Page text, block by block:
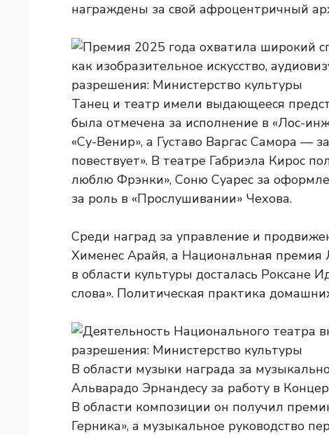
награждены за свой афроцентричный
Танец и театр имели выдающееся
была отмечена за исполнение в «Лос-
«Су-Венир», а Густаво Варгас Самора —
повествует». В театре Габриэла Кирос
люблю Фрэнки», Соню Суарес за
за роль в «Прослушивании» Чехова.
Среди наград за управление и
Хименес Арайя, а Национальная премия
в области культуры досталась Роксане
слова». Политическая практика
В области музыки награда за
Альварадо Эрнандесу за работу в
В области композиции он получил
Герника», а музыкальное руководство